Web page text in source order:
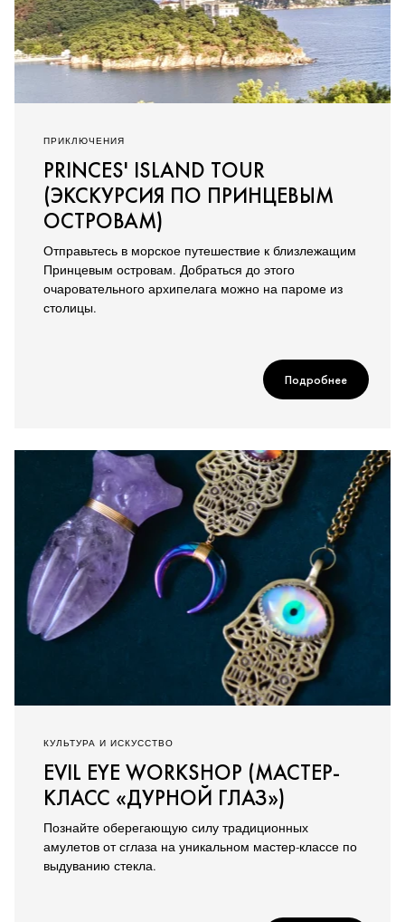
ПРИКЛЮЧЕНИЯ
PRINCES' ISLAND TOUR
(ЭКСКУРСИЯ ПО ПРИНЦЕВЫМ
ОСТРОВАМ)
Отправьтесь в морское путешествие к близлежащим
Принцевым островам. Добраться до этого
очаровательного архипелага можно на пароме из
столицы.
Подробнее
КУЛЬТУРА И ИСКУССТВО
EVIL EYE WORKSHOP (МАСТЕР-
КЛАСС «ДУРНОЙ ГЛАЗ»)
Познайте оберегающую силу традиционных
амулетов от сглаза на уникальном мастер-классе по
выдуванию стекла.